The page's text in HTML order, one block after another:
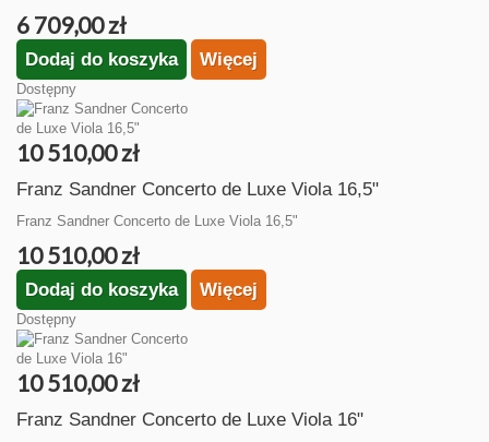
6 709,00 zł
Dodaj do koszyka Więcej
Dostępny
10 510,00 zł
Franz Sandner Concerto de Luxe Viola 16,5"
Franz Sandner Concerto de Luxe Viola 16,5"
10 510,00 zł
Dodaj do koszyka Więcej
Dostępny
10 510,00 zł
Franz Sandner Concerto de Luxe Viola 16"